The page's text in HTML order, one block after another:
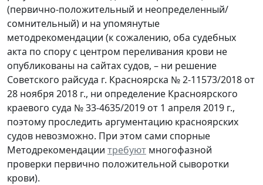
(первично-положительный и неопределенный/
сомнительный) и на упомянутые
методрекомендации (к сожалению, оба судебных
акта по спору с центром переливания крови не
опубликованы на сайтах судов, – ни решение
Советского райсуда г. Красноярска № 2-11573/2018 от
28 ноября 2018 г., ни определение Красноярского
краевого суда № 33-4635/2019 от 1 апреля 2019 г.,
поэтому проследить аргументацию красноярских
судов невозможно. При этом сами спорные
Методрекомендации требуют многофазной
проверки первично положительной сыворотки
крови).